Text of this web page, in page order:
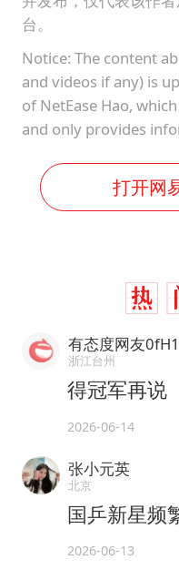
台。
Notice: The content
and videos if any) is
of NetEase Hao,
and only provides
打开网
有态度网友
浙江台州
得冠军再说
2026-06-14
张小元英
北京
国乒新星频
2026-06-13